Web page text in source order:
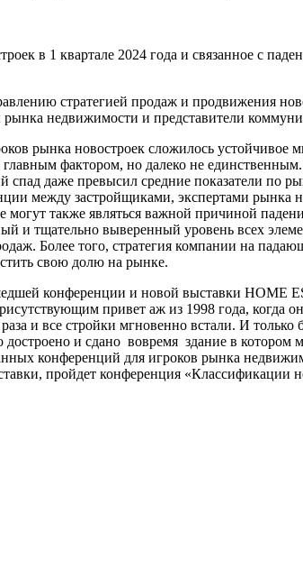
в 1 квартале 2024 года и связанное с
стратегией продаж и продвижения
недвижимости и представители
рынка новостроек сложилось устойчивое
фактором, но далеко не
даже превысил средние показатели по
между застройщиками, экспертами
также являться важной причиной
и тщательно выверенный уровень всех
Более того, стратегия компании на
свою долю на рынке.
конференции и новой выставки
привет аж из 1998 года, когда
и все стройки мгновенно встали. И
и сдано вовремя здание в
конференций для игроков рынка
пройдет конференция «Классификации